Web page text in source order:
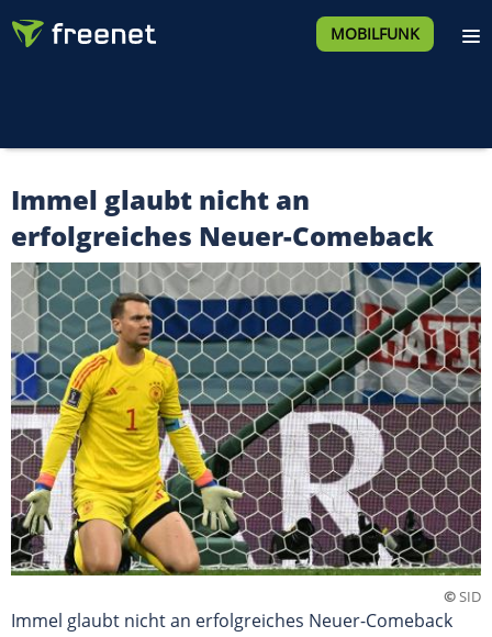
MOBILFUNK
Immel glaubt nicht an
erfolgreiches Neuer-Comeback
©SID
Immel glaubt nicht an erfolgreiches Neuer-Comeback